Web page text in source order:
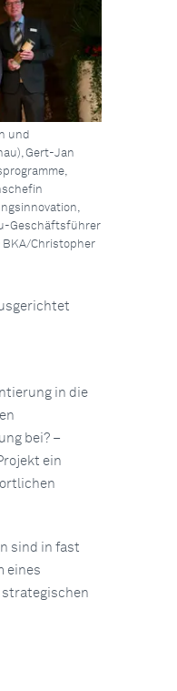
und
Gert-Jan
Geschäftsführer
BKA/Christopher
in die
bei? –
ein
sind in fast
eines
strategischen